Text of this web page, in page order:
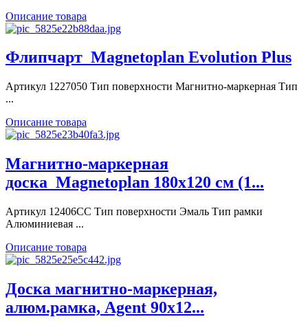
Описание товара
Флипчарт_Magnetoplan Evolution Plus
Артикул 1227050 Тип поверхности Магнитно-маркерная Тип
...
Описание товара
Магнитно-маркерная
доска_Magnetoplan 180x120 см (1...
Артикул 12406CC Тип поверхности Эмаль Тип рамки
Алюминиевая ...
Описание товара
Доска магнитно-маркерная,
алюм.рамка, Agent 90х12...